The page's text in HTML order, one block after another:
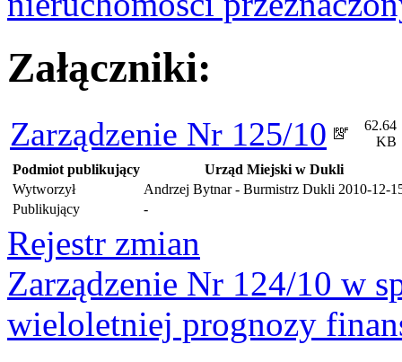
Załączniki:
Zarządzenie Nr 125/10
62.64
KB
Podmiot publikujący
Urząd Miejski w Dukli
Wytworzył
Andrzej Bytnar - Burmistrz Dukli 2010-12-
Publikujący
-
Rejestr zmian
Zarządzenie Nr 124/10 w
wieloletniej prognozy